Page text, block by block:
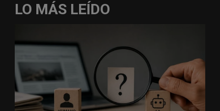
LO MÁS LEÍDO